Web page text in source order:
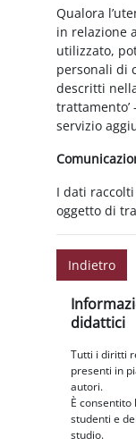
Qualora
in relazione
utilizzato,
personali di
descritti
trattamento’
servizio
I dati
oggetto di
Indietro
Blocchi
didattici
Tutti i diritti
presenti in
autori.
È
studenti e
studio.